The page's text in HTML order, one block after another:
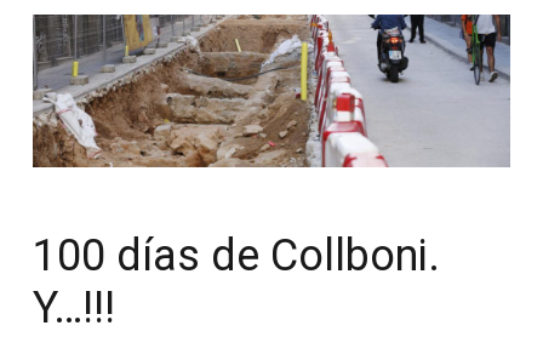
100 días de Collboni.
Y…!!!